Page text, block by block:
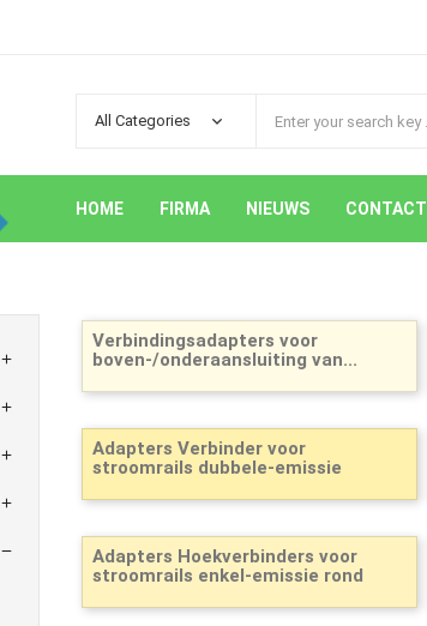
HOME FIRMA NIEUWS CONTACT





Verbindingsadapters voor
boven-/onderaansluiting van...
Adapters Verbinder voor
stroomrails dubbele-emissie
Adapters Hoekverbinders voor
stroomrails enkel-emissie rond